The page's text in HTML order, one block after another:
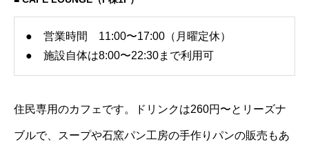
● 営業時間 11:00〜17:00（月曜定休）
● 施設自体は8:00〜22:30まで利用可
住民専用のカフェです。ドリンクは260円〜とリーズナ
ブルで、スープや石窯パン工房の手作りパンの販売もあ